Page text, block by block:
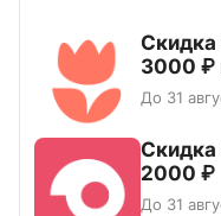
Скидка
3000 ₽
До 31
Скидка
2000 ₽
До 31